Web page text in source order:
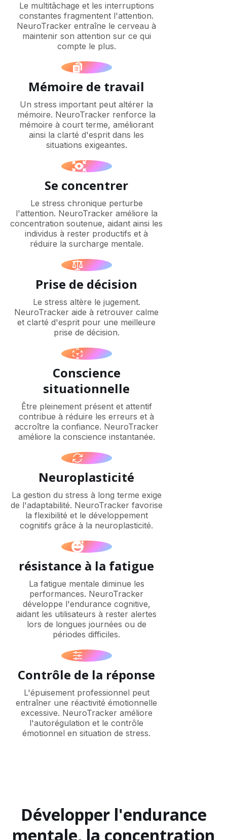
Le multitâchage et les interruptions
constantes fragmentent l'attention.
NeuroTracker entraîne le cerveau à
maintenir son attention sur ce qui
compte le plus.
Mémoire de travail
Un stress important peut altérer la
mémoire. NeuroTracker renforce la
mémoire à court terme, améliorant
ainsi la clarté d'esprit dans les
situations exigeantes.
Se concentrer
Le stress chronique perturbe
l'attention. NeuroTracker améliore la
concentration soutenue, aidant ainsi les
individus à rester productifs et à
réduire la surcharge mentale.
Prise de décision
Le stress altère le jugement.
NeuroTracker aide à retrouver calme
et clarté d'esprit pour une meilleure
prise de décision.
Conscience
situationnelle
Être pleinement présent et attentif
contribue à réduire les erreurs et à
accroître la confiance. NeuroTracker
améliore la conscience instantanée.
Neuroplasticité
La gestion du stress à long terme exige
de l'adaptabilité. NeuroTracker favorise
la flexibilité et le développement
cognitifs grâce à la neuroplasticité.
résistance à la fatigue
La fatigue mentale diminue les
performances. NeuroTracker
développe l'endurance cognitive,
aidant les utilisateurs à rester alertes
lors de longues journées ou de
périodes difficiles.
Contrôle de la réponse
L'épuisement professionnel peut
entraîner une réactivité émotionnelle
excessive. NeuroTracker améliore
l'autorégulation et le contrôle
émotionnel en situation de stress.
Développer l'endurance
mentale, la concentration